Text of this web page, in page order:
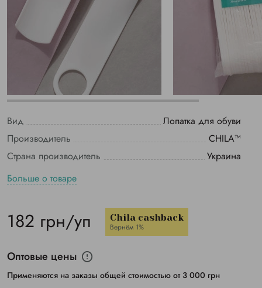
Вид
Лопатка для обуви
Производитель
CHILA™
Страна производитель
Украина
Больше о товаре
182 грн/уп Chila cashback
Вернём 1%
Оптовые цены
Применяются на заказы общей стоимостью от 3 000 грн